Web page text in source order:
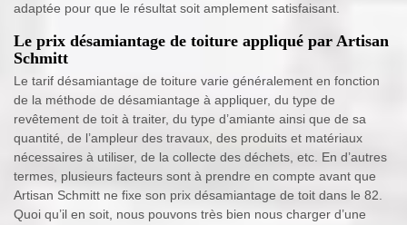
adaptée pour que le résultat soit amplement satisfaisant.
Le prix désamiantage de toiture appliqué par Artisan
Schmitt
Le tarif désamiantage de toiture varie généralement en fonction
de la méthode de désamiantage à appliquer, du type de
revêtement de toit à traiter, du type d’amiante ainsi que de sa
quantité, de l’ampleur des travaux, des produits et matériaux
nécessaires à utiliser, de la collecte des déchets, etc. En d’autres
termes, plusieurs facteurs sont à prendre en compte avant que
Artisan Schmitt ne fixe son prix désamiantage de toit dans le 82.
Quoi qu’il en soit, nous pouvons très bien nous charger d’une